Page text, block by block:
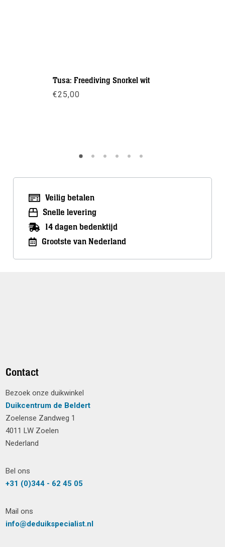
Tusa: Freediving Snorkel wit
€25,00
Veilig betalen
Snelle levering
14 dagen bedenktijd
Grootste van Nederland
Contact
Bezoek onze duikwinkel
Duikcentrum de Beldert
Zoelense Zandweg 1
4011 LW Zoelen
Nederland
Bel ons
+31 (0)344 - 62 45 05
Mail ons
info@deduikspecialist.nl